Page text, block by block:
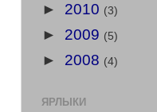
► 2010 (3)
► 2009 (5)
► 2008 (4)
ЯРЛЫКИ